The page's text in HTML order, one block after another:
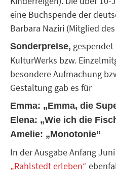
eine Buchspende der
Barbara Naziri (Mitglied
Sonderpreise,
KulturWerks bzw.
besondere Aufmachung
Gestaltung gab es für
Emma: „Emma, die
Elena: „Wie ich die
Amelie: „Monotonie“
In der Ausgabe Anfang
„Rahlstedt erleben“